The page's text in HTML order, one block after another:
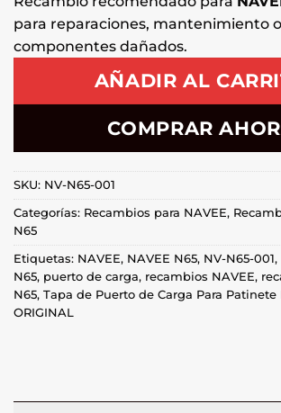
para reparaciones, mantenimiento
componentes dañados.
AÑADIR AL
COMPRAR
SKU: NV-N65-001
Categorías: Recambios para NAVEE,
N65
Etiquetas: NAVEE, NAVEE N65, NV-N65-001,
N65, puerto de carga, recambios NAVEE,
N65, Tapa de Puerto de Carga Para Patinete
ORIGINAL